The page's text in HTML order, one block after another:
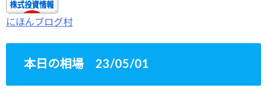
にほんブログ村
本日の相場 23/05/01